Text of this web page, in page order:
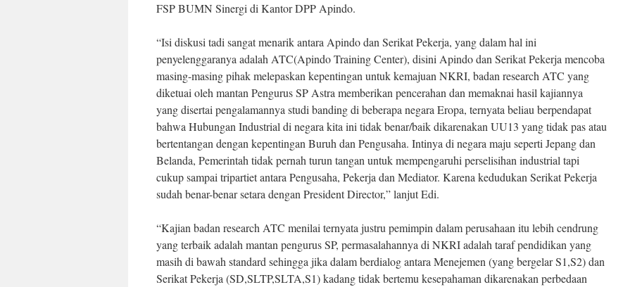
FSP BUMN Sinergi di Kantor DPP Apindo.
“Isi diskusi tadi sangat menarik antara Apindo dan Serikat Pekerja, yang dalam hal ini
penyelenggaranya adalah ATC(Apindo Training Center), disini Apindo dan Serikat Pekerja mencoba
masing-masing pihak melepaskan kepentingan untuk kemajuan NKRI, badan research ATC yang
diketuai oleh mantan Pengurus SP Astra memberikan pencerahan dan memaknai hasil kajiannya
yang disertai pengalamannya studi banding di beberapa negara Eropa, ternyata beliau berpendapat
bahwa Hubungan Industrial di negara kita ini tidak benar/baik dikarenakan UU13 yang tidak pas atau
bertentangan dengan kepentingan Buruh dan Pengusaha. Intinya di negara maju seperti Jepang dan
Belanda, Pemerintah tidak pernah turun tangan untuk mempengaruhi perselisihan industrial tapi
cukup sampai tripartiet antara Pengusaha, Pekerja dan Mediator. Karena kedudukan Serikat Pekerja
sudah benar-benar setara dengan President Director,” lanjut Edi.
“Kajian badan research ATC menilai ternyata justru pemimpin dalam perusahaan itu lebih cendrung
yang terbaik adalah mantan pengurus SP, permasalahannya di NKRI adalah taraf pendidikan yang
masih di bawah standard sehingga jika dalam berdialog antara Menejemen (yang bergelar S1,S2) dan
Serikat Pekerja (SD,SLTP,SLTA,S1) kadang tidak bertemu kesepahaman dikarenakan perbedaan